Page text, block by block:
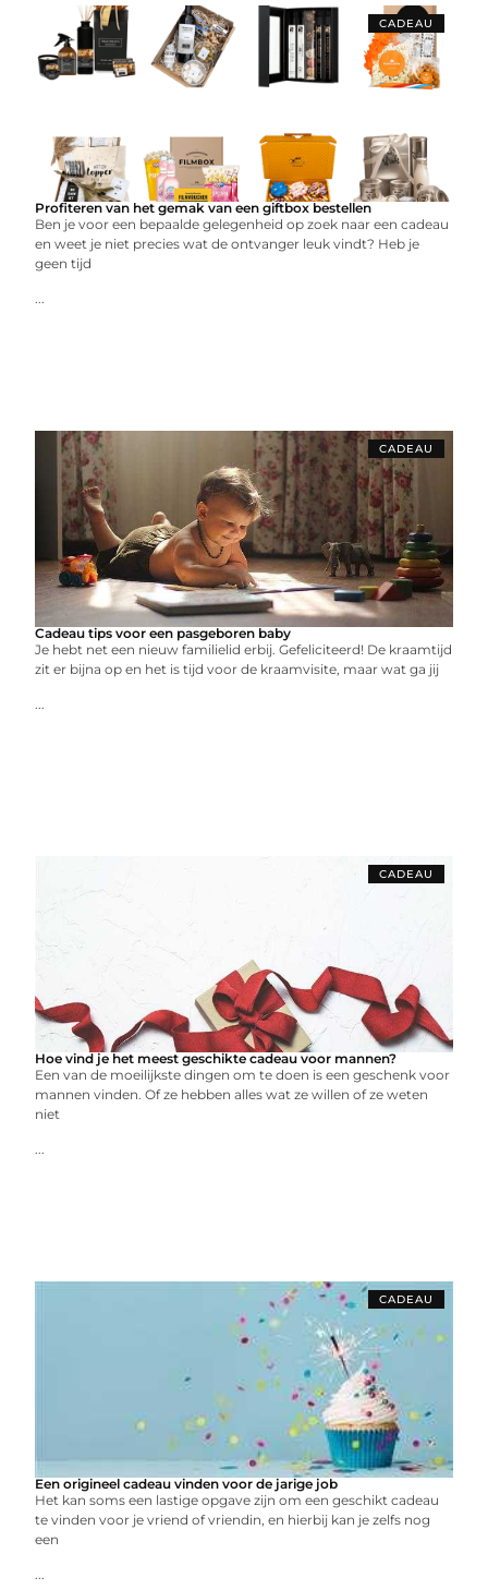
CADEAU
Profiteren van het gemak van een giftbox bestellen
Ben je voor een bepaalde gelegenheid op zoek naar een cadeau
en weet je niet precies wat de ontvanger leuk vindt? Heb je
geen tijd
...
CADEAU
Cadeau tips voor een pasgeboren baby
Je hebt net een nieuw familielid erbij. Gefeliciteerd! De kraamtijd
zit er bijna op en het is tijd voor de kraamvisite, maar wat ga jij
...
CADEAU
Hoe vind je het meest geschikte cadeau voor mannen?
Een van de moeilijkste dingen om te doen is een geschenk voor
mannen vinden. Of ze hebben alles wat ze willen of ze weten
niet
...
CADEAU
Een origineel cadeau vinden voor de jarige job
Het kan soms een lastige opgave zijn om een geschikt cadeau
te vinden voor je vriend of vriendin, en hierbij kan je zelfs nog
een
...